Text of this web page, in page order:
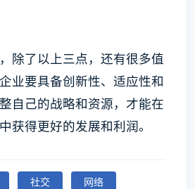
除了以上三点，还有很多值
业要具备创新性、适应性和
自己的战略和资源，才能在
获得更好的发展和利润。
社交
网络